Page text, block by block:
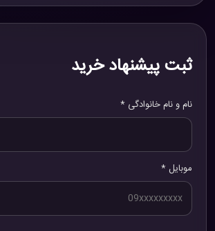
ثبت پیشنهاد خرید
نام و نام خانوادگی *
موبایل *